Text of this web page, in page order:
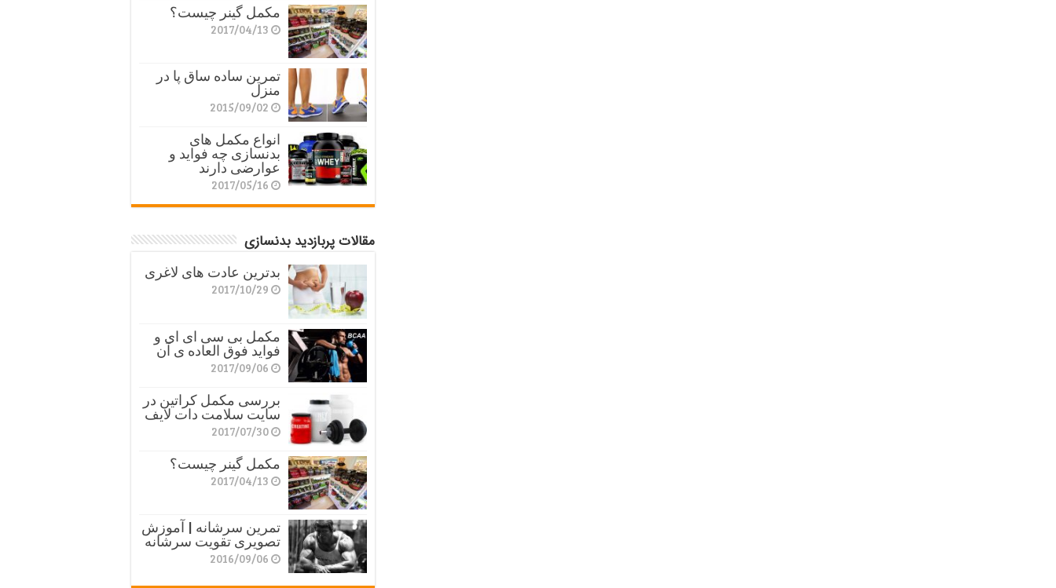
مکمل گینر چیست؟
2017/04/13
تمرین ساده ساق پا در
منزل
2015/09/02
انواع مکمل های
بدنسازی چه فواید و
عوارضی دارند
2017/05/16
مقالات پربازدید بدنسازی
بدترین عادت های لاغری
2017/10/29
مکمل بی سی ای ای و
فواید فوق العاده ی آن
2017/09/06
بررسی مکمل کراتین در
سایت سلامت دات لایف
2017/07/30
مکمل گینر چیست؟
2017/04/13
تمرین سرشانه | آموزش
تصویری تقویت سرشانه
2016/09/06